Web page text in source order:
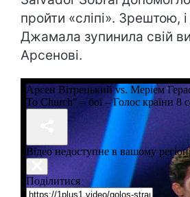
пройти «сліпі». Зрештою,
Джамала зупинила свій
Арсенові.